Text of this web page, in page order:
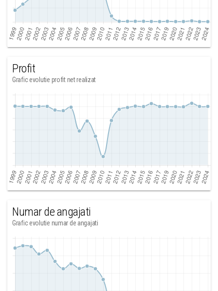
Profit
Grafic evolutie profit net realizat
Numar de angajati
Grafic evolutie numar de angajati